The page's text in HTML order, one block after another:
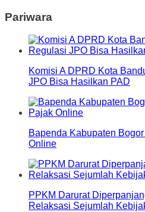
Pariwara
Komisi A DPRD Kota
JPO Bisa Hasilkan PAD
Bapenda Kabupaten
Online
PPKM Darurat
Relaksasi Sejumlah